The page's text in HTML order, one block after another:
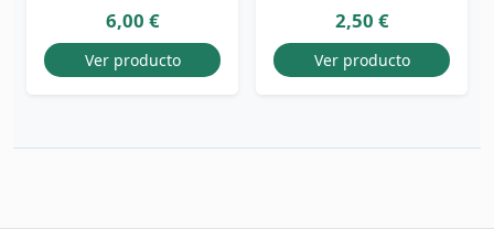
6,00 €
Ver producto
2,50 €
Ver producto